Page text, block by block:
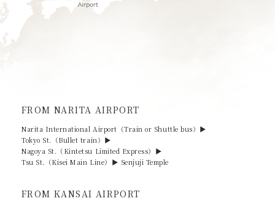
FROM NARITA AIRPORT
Narita International Airport（Train or Shuttle bus）▶︎
Tokyo St.（Bullet train）▶︎
Nagoya St.（Kintetsu Limited Express）▶︎
Tsu St.（Kisei Main Line）▶︎ Senjuji Temple
FROM KANSAI AIRPORT